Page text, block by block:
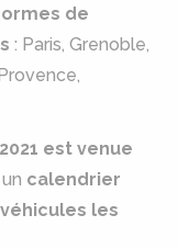
de
: Paris, Grenoble,
est venue
calendrier
les